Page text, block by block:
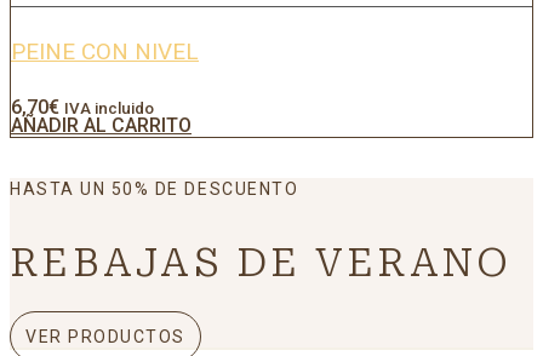
PEINE CON NIVEL
6,70€ IVA incluido
AÑADIR AL CARRITO
HASTA UN 50% DE DESCUENTO
REBAJAS DE VERANO
VER PRODUCTOS